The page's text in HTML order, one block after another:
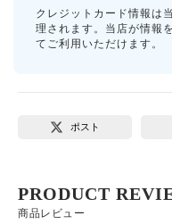
クレジットカード情報は
理されます。当店が情報
てご利用いただけます。
ポスト
商品レビュー
PRODUCT